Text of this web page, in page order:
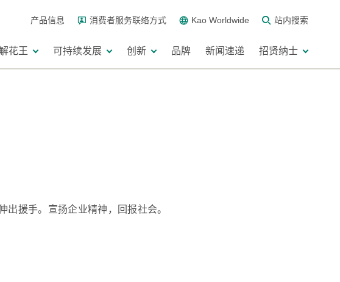
产品信息 消费者服务联络方式 Kao Worldwide 站内搜索
花王 可持续发展 创新 品牌 新闻速递 招贤纳士
援手。宣扬企业精神，回报社会。